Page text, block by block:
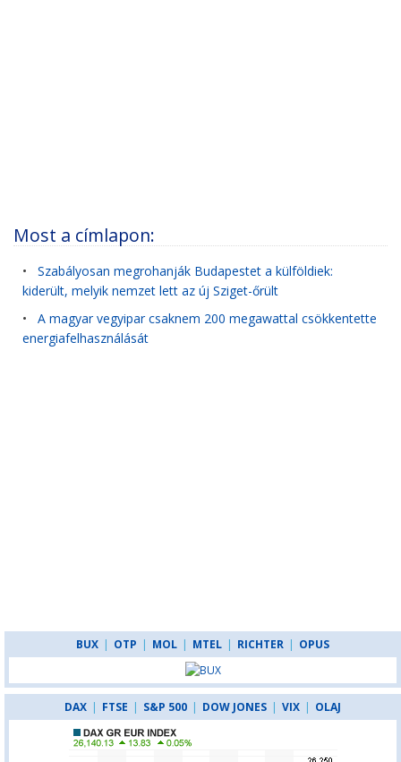
Most a címlapon:
• Szabályosan megrohanják Budapestet a külföldiek:
kiderült, melyik nemzet lett az új Sziget-őrült
• A magyar vegyipar csaknem 200 megawattal csökkentette
energiafelhasználását
BUX | OTP | MOL | MTEL | RICHTER | OPUS
DAX | FTSE | S&P 500 | DOW JONES | VIX | OLAJ